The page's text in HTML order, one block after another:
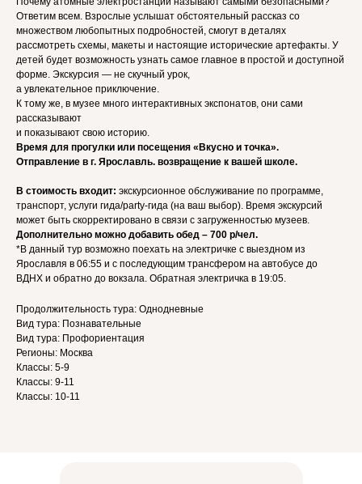
Ответим всем. Взрослые услышат обстоятельный рассказ со
множеством любопытных подробностей, смогут в деталях
рассмотреть схемы, макеты и настоящие исторические артефакты. У
детей будет возможность узнать самое главное в простой и доступной
форме. Экскурсия — не скучный урок,
а увлекательное приключение.
К тому же, в музее много интерактивных экспонатов, они сами
рассказывают
и показывают свою историю.
Время для прогулки или посещения «Вкусно и точка».
Отправление в г. Ярославль. возвращение к вашей школе.
В стоимость входит: экскурсионное обслуживание по программе,
транспорт, услуги гида/party-гида (на ваш выбор). Время экскурсий
может быть скорректировано в связи с загруженностью музеев.
Дополнительно можно добавить обед – 700 р/чел.
*В данный тур возможно поехать на электричке с выездном из
Ярославля в 06:55 и с последующим трансфером на автобусе до
ВДНХ и обратно до вокзала. Обратная электричка в 19:05.
Продолжительность тура: Однодневные
Вид тура: Познавательные
Вид тура: Профориентация
Регионы: Москва
Классы: 5-9
Классы: 9-11
Классы: 10-11